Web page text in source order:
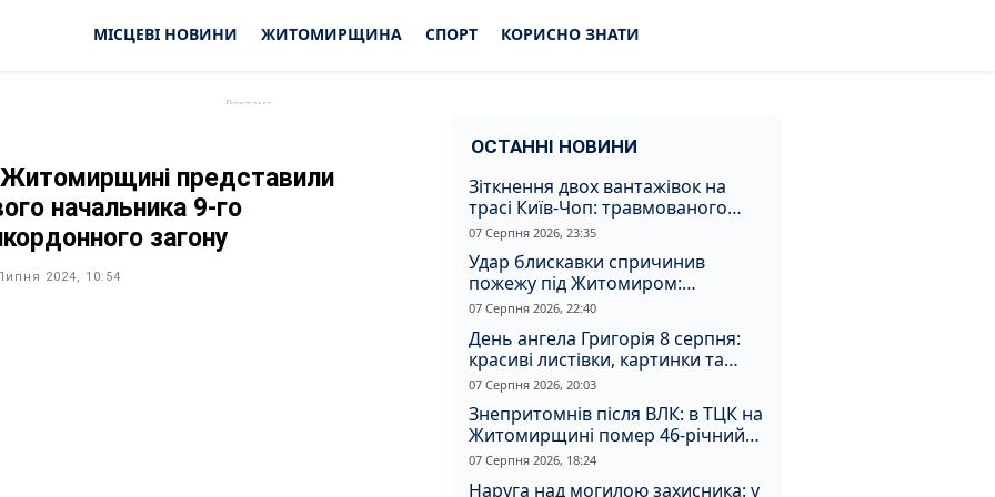
МІСЦЕВІ НОВИНИ ЖИТОМИРЩИНА СПОРТ КОРИСНО ЗНАТИ
представили
начальника 9-го
загону
2024, 10:54
ОСТАННІ НОВИНИ
Зіткнення двох вантажівок на
трасі Київ-Чоп: травмованого
водія забрали до лікарні
07 Серпня 2026, 23:35
Удар блискавки спричинив
пожежу під Житомиром:
рятувальники витягли з вогню
07 Серпня 2026, 22:40
День ангела Григорія 8 серпня:
красиві листівки, картинки та
душевні привітання
07 Серпня 2026, 20:03
Знепритомнів після ВЛК: в ТЦК на
Житомирщині помер 46-річний
чоловік
07 Серпня 2026, 18:24
Наруга над могилою захисника: у